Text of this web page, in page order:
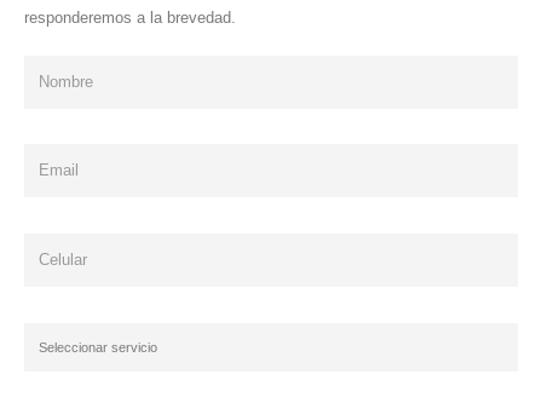
responderemos a la brevedad.